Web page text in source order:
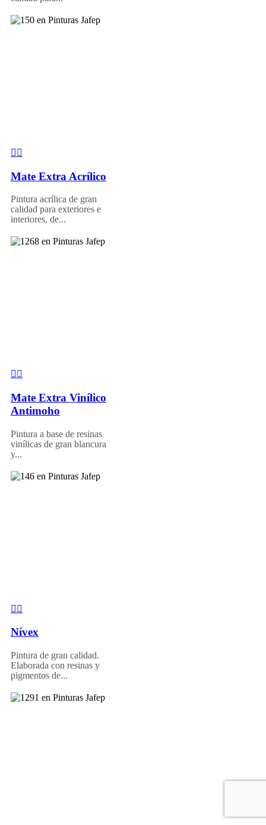
Mate Extra Acrílico
Pintura acrílica de gran
calidad para exteriores e
interiores, de...
Mate Extra Vinílico
Antimoho
Pintura a base de resinas
vinílicas de gran blancura
y...
Nívex
Pintura de gran calidad.
Elaborada con resinas y
pigmentos de...